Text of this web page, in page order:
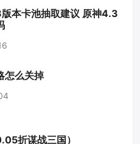
版本卡池抽取建议 原神4.3
怎么关掉
折谋战三国）